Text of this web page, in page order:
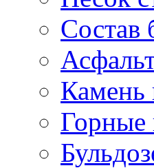
Состав
Камень